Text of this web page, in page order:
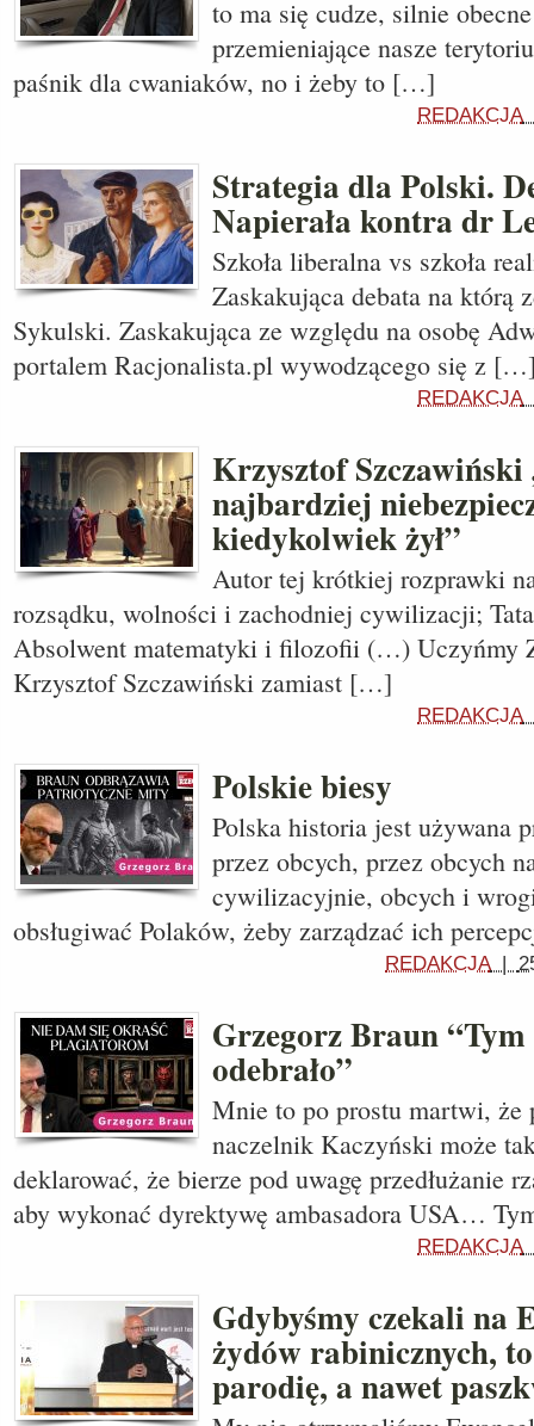
to ma się cudze, silnie
przemieniające nasze
paśnik dla cwaniaków, no i żeby to […]
REDAKCJA
Strategia dla Polski.
Napierała kontra dr
Szkoła liberalna vs szkoła
Zaskakująca debata na którą
Sykulski. Zaskakująca ze względu na osobę
portalem Racjonalista.pl wywodzącego się z
REDAKCJA
Krzysztof
najbardziej
kiedykolwiek żył”
Autor tej krótkiej rozprawki
rozsądku, wolności i zachodniej cywilizacji;
Absolwent matematyki i filozofii (…) Uczyńmy
Krzysztof Szczawiński zamiast […]
REDAKCJA
Polskie biesy
Polska historia jest używana
przez obcych, przez obcych
cywilizacyjnie, obcych i
obsługiwać Polaków, żeby zarządzać ich
REDAKCJA|
Grzegorz Braun
odebrało”
Mnie to po prostu martwi, że
naczelnik Kaczyński może
deklarować, że bierze pod uwagę przedłużanie
aby wykonać dyrektywę ambasadora USA…
REDAKCJA
Gdybyśmy czekali na
żydów rabinicznych,
parodię, a nawet